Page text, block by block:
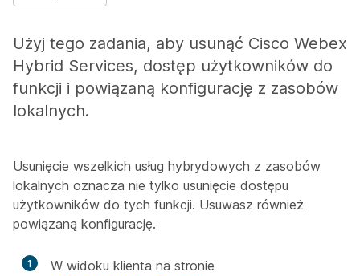
Użyj tego zadania, aby usunąć Cisco Webex
Hybrid Services, dostęp użytkowników do
funkcji i powiązaną konfigurację z zasobów
lokalnych.
Usunięcie wszelkich usług hybrydowych z zasobów
lokalnych oznacza nie tylko usunięcie dostępu
użytkowników do tych funkcji. Usuwasz również
powiązaną konfigurację.
1
W widoku klienta na stronie